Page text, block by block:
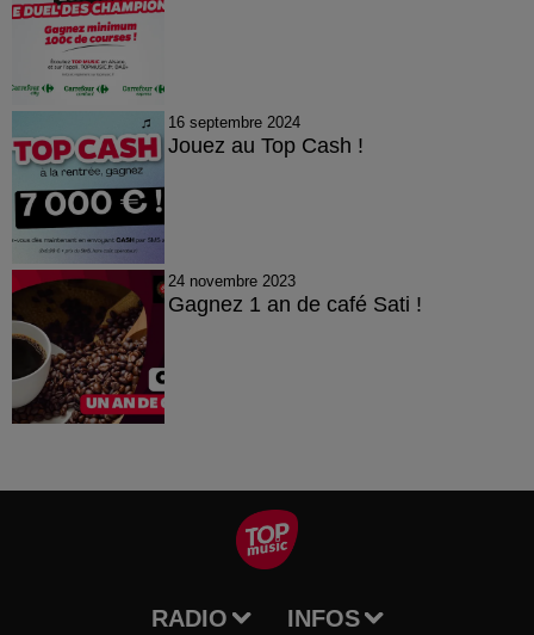
16 septembre 2024
Jouez au Top Cash !
24 novembre 2023
Gagnez 1 an de café Sati !
RADIO INFOS